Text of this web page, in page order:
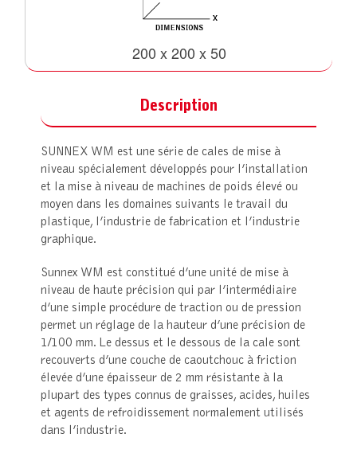
200 x 200 x 50
Description
SUNNEX WM est une série de cales de mise à
niveau spécialement développés pour l’installation
et la mise à niveau de machines de poids élevé ou
moyen dans les domaines suivants le travail du
plastique, l’industrie de fabrication et l’industrie
graphique.
Sunnex WM est constitué d’une unité de mise à
niveau de haute précision qui par l’intermédiaire
d’une simple procédure de traction ou de pression
permet un réglage de la hauteur d’une précision de
1/100 mm. Le dessus et le dessous de la cale sont
recouverts d’une couche de caoutchouc à friction
élevée d’une épaisseur de 2 mm résistante à la
plupart des types connus de graisses, acides, huiles
et agents de refroidissement normalement utilisés
dans l’industrie.